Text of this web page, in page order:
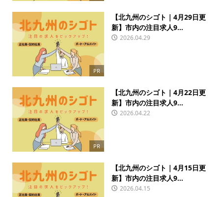
PR
【北九州のシゴト｜4月29日更
新】市内の注目求人9...
2026.04.29
PR
【北九州のシゴト｜4月22日更
新】市内の注目求人9...
2026.04.22
【北九州のシゴト｜4月15日更
新】市内の注目求人9...
2026.04.15